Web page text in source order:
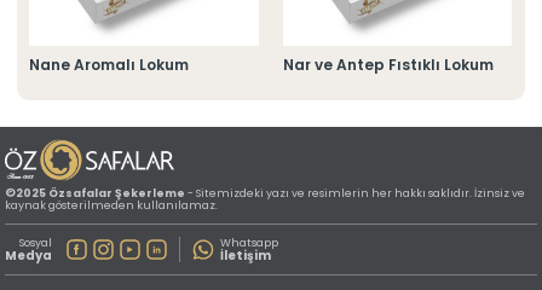
» İleitşim Bilgilerimiz
» Konum Bilgilerimiz
Tüm hakkı saklıdır. Sitemizde kullanılan tüm içerik ve görseller
©2025 Özsafalar Şekerleme'ye ait olup izinsiz kullanımı hukuki yaptırıma tabidir.
Nane Aromalı Lokum Nar ve Antep Fıstıklı Lokum
©2025 Özsafalar Şekerleme- Sitemizdeki yazı ve resimlerin her hakkı saklıdır. İzinsiz ve
kaynak gösterilmeden kullanılamaz.
Sosyal
Medya
Whatsapp
İletişim